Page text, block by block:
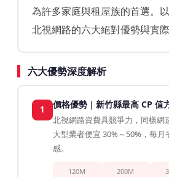
為許多家庭與租屋族的首選。
北視網路的六大絕對優勢與實際
六大優勢深度解析
1 價格優勢｜新竹縣最高 CP 值
北視網路資費具競爭力，同樣網
大型業者便宜 30%～50%，每
感。
120M 200M